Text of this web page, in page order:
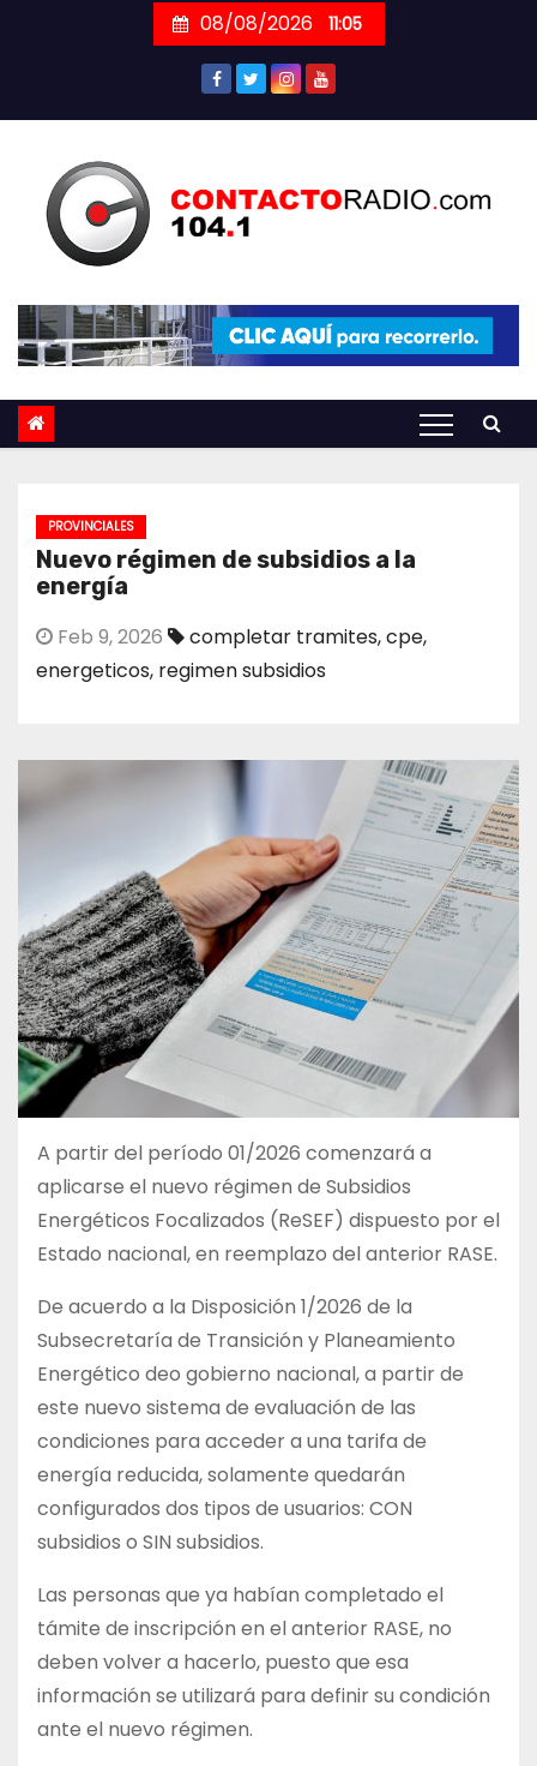
08/08/2026 11:05
PROVINCIALES
Nuevo régimen de subsidios a la
energía
Feb 9, 2026 completar tramites,cpe,
energeticos, regimen subsidios
A partir del período 01/2026 comenzará a
aplicarse el nuevo régimen de Subsidios
Energéticos Focalizados (ReSEF) dispuesto por el
Estado nacional, en reemplazo del anterior RASE.
De acuerdo a la Disposición 1/2026 de la
Subsecretaría de Transición y Planeamiento
Energético deo gobierno nacional, a partir de
este nuevo sistema de evaluación de las
condiciones para acceder a una tarifa de
energía reducida, solamente quedarán
configurados dos tipos de usuarios: CON
subsidios o SIN subsidios.
Las personas que ya habían completado el
támite de inscripción en el anterior RASE, no
deben volver a hacerlo, puesto que esa
información se utilizará para definir su condición
ante el nuevo régimen.